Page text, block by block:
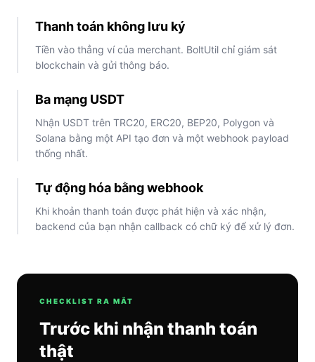
Thanh toán không lưu ký
Tiền vào thẳng ví của merchant. BoltUtil chỉ giám sát
blockchain và gửi thông báo.
Ba mạng USDT
Nhận USDT trên TRC20, ERC20, BEP20, Polygon và
Solana bằng một API tạo đơn và một webhook payload
thống nhất.
Tự động hóa bằng webhook
Khi khoản thanh toán được phát hiện và xác nhận,
backend của bạn nhận callback có chữ ký để xử lý đơn.
CHECKLIST RA MẮT
Trước khi nhận thanh toán
thật